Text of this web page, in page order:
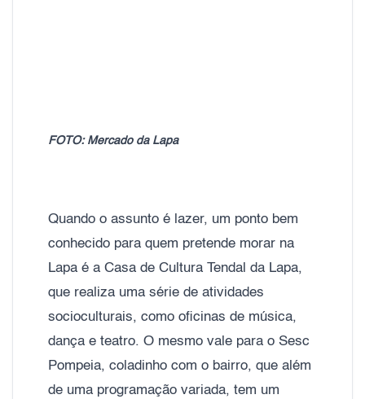
FOTO: Mercado da Lapa
Quando o assunto é lazer, um ponto bem
conhecido para quem pretende morar na
Lapa é a Casa de Cultura Tendal da Lapa,
que realiza uma série de atividades
socioculturais, como oficinas de música,
dança e teatro. O mesmo vale para o Sesc
Pompeia, coladinho com o bairro, que além
de uma programação variada, tem um